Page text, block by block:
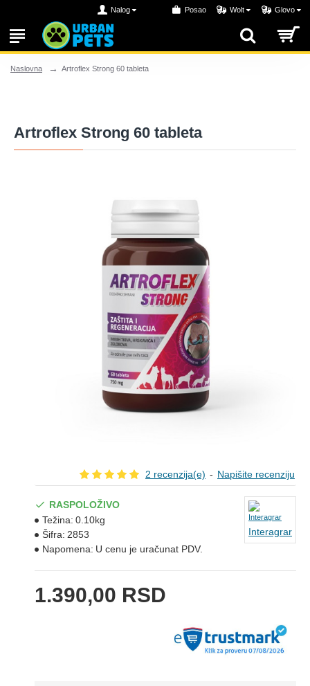
Nalog Posao Wolt Glovo
Naslovna Artroflex Strong 60 tableta
Artroflex Strong 60 tableta
2 recenzija(e) - Napišite recenziju
1.390,00 RSD
RASPOLOŽIVO
Težina: 0.10kg
Šifra: 2853
Napomena: U cenu je uračunat PDV.
Interagrar